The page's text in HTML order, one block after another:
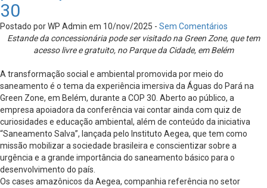
30
Postado por WP Admin em 10/nov/2025 - Sem Comentários
Estande da concessionária pode ser visitado na Green Zone, que tem
acesso livre e gratuito, no Parque da Cidade, em Belém
A transformação social e ambiental promovida por meio do
saneamento é o tema da experiência imersiva da Águas do Pará na
Green Zone, em Belém, durante a COP 30. Aberto ao público, a
empresa apoiadora da conferência vai contar ainda com quiz de
curiosidades e educação ambiental, além de conteúdo da iniciativa
“Saneamento Salva”, lançada pelo Instituto Aegea, que tem como
missão mobilizar a sociedade brasileira e conscientizar sobre a
urgência e a grande importância do saneamento básico para o
desenvolvimento do país.
Os cases amazônicos da Aegea, companhia referência no setor